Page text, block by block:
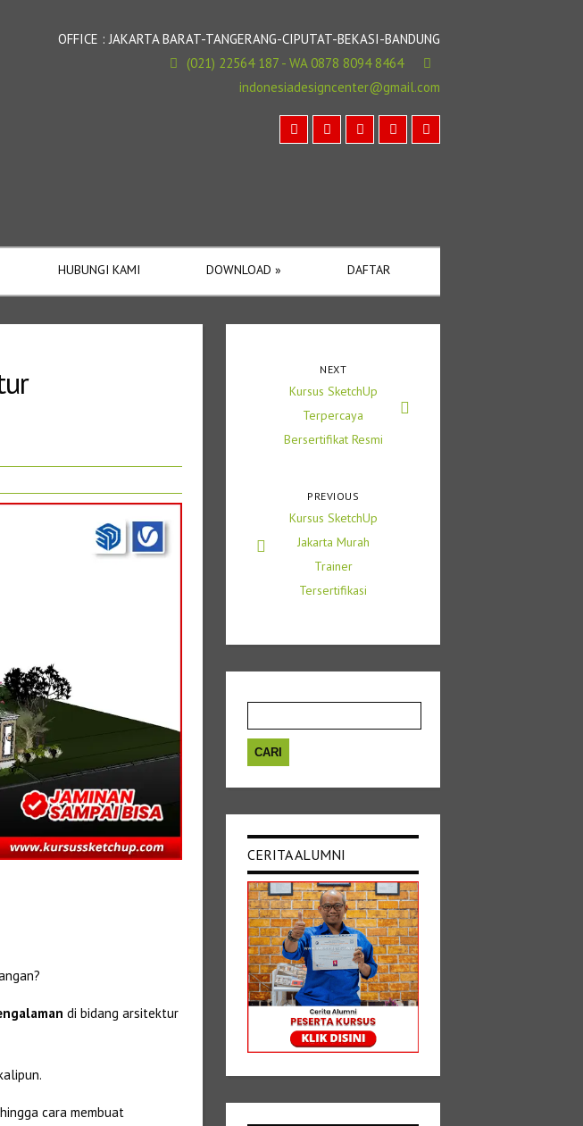
OFFICE : JAKARTA BARAT-TANGERANG-CIPUTAT-BEKASI-BANDUNG
(021) 22564 187 - WA 0878 8094 8464
indonesiadesigncenter@gmail.com
HUBUNGI KAMI DOWNLOAD » DAFTAR
di bidang arsitektur
cara membuat
NEXT
Kursus SketchUp
Terpercaya
Bersertifikat Resmi
PREVIOUS
Kursus SketchUp
Jakarta Murah
Trainer
Tersertifikasi
untuk:
CERITA ALUMNI